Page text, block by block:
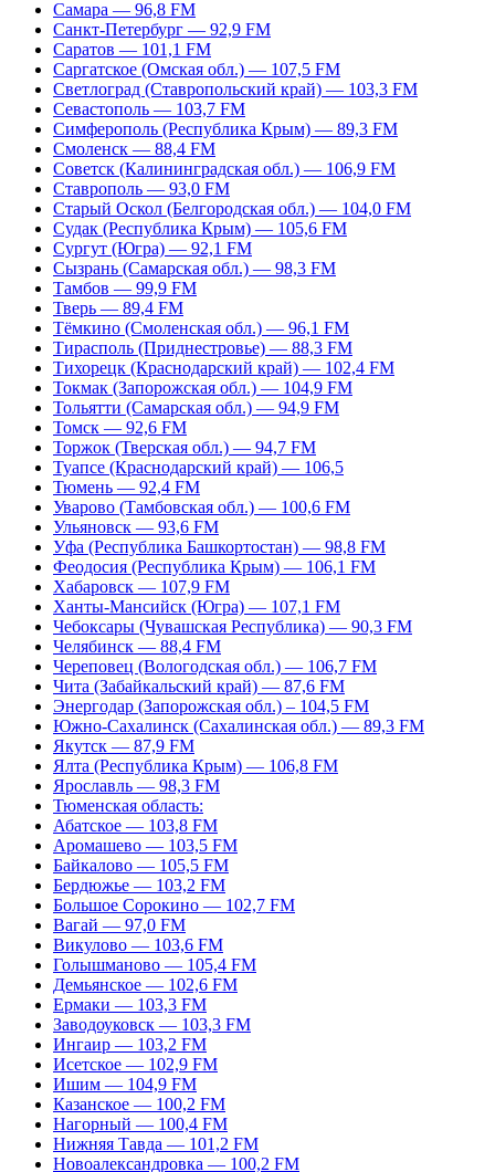
Самара — 96,8 FM
Санкт-Петербург — 92,9 FM
Саратов — 101,1 FM
Саргатское (Омская обл.) — 107,5 FM
Светлоград (Ставропольский край) — 103,3 FM
Севастополь — 103,7 FM
Симферополь (Республика Крым) — 89,3 FM
Смоленск — 88,4 FM
Советск (Калининградская обл.) — 106,9 FM
Ставрополь — 93,0 FM
Старый Оскол (Белгородская обл.) — 104,0 FM
Судак (Республика Крым) — 105,6 FM
Сургут (Югра) — 92,1 FM
Сызрань (Самарская обл.) — 98,3 FM
Тамбов — 99,9 FM
Тверь — 89,4 FM
Тёмкино (Смоленская обл.) — 96,1 FM
Тирасполь (Приднестровье) — 88,3 FM
Тихорецк (Краснодарский край) — 102,4 FM
Токмак (Запорожская обл.) — 104,9 FM
Тольятти (Самарская обл.) — 94,9 FM
Томск — 92,6 FM
Торжок (Тверская обл.) — 94,7 FM
Туапсе (Краснодарский край) — 106,5
Тюмень — 92,4 FM
Уварово (Тамбовская обл.) — 100,6 FM
Ульяновск — 93,6 FM
Уфа (Республика Башкортостан) — 98,8 FM
Феодосия (Республика Крым) — 106,1 FM
Хабаровск — 107,9 FM
Ханты-Мансийск (Югра) — 107,1 FM
Чебоксары (Чувашская Республика) — 90,3 FM
Челябинск — 88,4 FM
Череповец (Вологодская обл.) — 106,7 FM
Чита (Забайкальский край) — 87,6 FM
Энергодар (Запорожская обл.) – 104,5 FM
Южно-Сахалинск (Сахалинская обл.) — 89,3 FM
Якутск — 87,9 FM
Ялта (Республика Крым) — 106,8 FM
Ярославль — 98,3 FM
Тюменская область:
Абатское — 103,8 FM
Аромашево — 103,5 FM
Байкалово — 105,5 FM
Бердюжье — 103,2 FM
Большое Сорокино — 102,7 FM
Вагай — 97,0 FM
Викулово — 103,6 FM
Голышманово — 105,4 FM
Демьянское — 102,6 FM
Ермаки — 103,3 FM
Заводоуковск — 103,3 FM
Ингаир — 103,2 FM
Исетское — 102,9 FM
Ишим — 104,9 FM
Казанское — 100,2 FM
Нагорный — 100,4 FM
Нижняя Тавда — 101,2 FM
Новоалександровка — 100,2 FM